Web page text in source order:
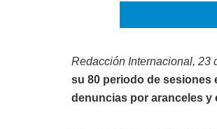
Redacción Internacional, 23
su 80 periodo de sesiones
denuncias por aranceles y